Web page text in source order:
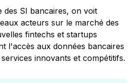
SI bancaires, on voit
acteurs sur le marché des
fintechs et startups
l'accès aux données bancaires
innovants et compétitifs.